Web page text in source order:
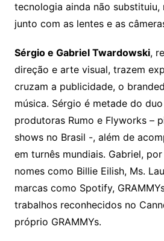
tecnologia ainda não substituiu,
junto com as lentes e as
Sérgio e Gabriel Twardowski,
direção e arte visual, trazem
cruzam a publicidade, o
música. Sérgio é metade do
produtoras Rumo e Flyworks –
shows no Brasil -, além de
em turnês mundiais. Gabriel,
nomes como Billie Eilish, Ms.
marcas como Spotify,
trabalhos reconhecidos no
próprio GRAMMYs.